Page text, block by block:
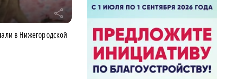
r
в Нижегородской
Обращения пострадавших продавцов WB
рассмотрят на заседании оперштаба в
августе
17:21
Нижегородская область вошла в число
лидеров научно-популярного туризма